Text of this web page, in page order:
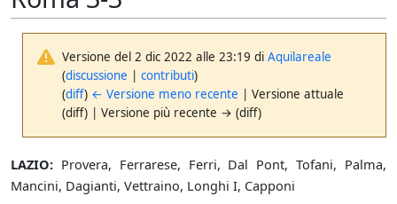
Versione del 2 dic 2022 alle 23:19 diAquilareale
(discussione |contributi)
(diff) ← Versione meno recente | Versione attuale
(diff) | Versione più recente → (diff)
LAZIO: Provera, Ferrarese, Ferri, Dal Pont, Tofani, Palma,
Mancini, Dagianti, Vettraino, Longhi I, Capponi